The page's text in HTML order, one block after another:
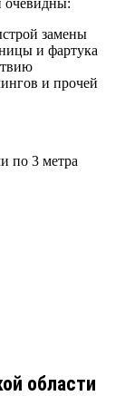
очевидны:
замены
и фартука
и прочей
по 3 метра
области